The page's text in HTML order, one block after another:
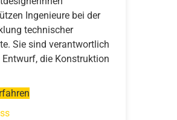
Ingenieure bei der
technischer
Sie sind verantwortlich
die Konstruktion